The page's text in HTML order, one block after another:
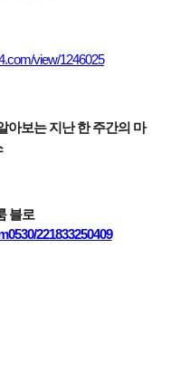
view/1246025
아보는 지난 한 주간의 마
블로
221833250409